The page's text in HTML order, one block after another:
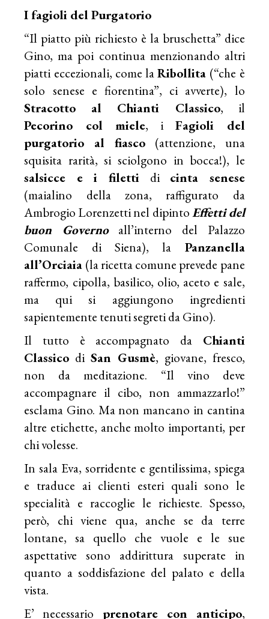
I fagioli del Purgatorio
“Il piatto più richiesto è la bruschetta” dice
Gino, ma poi continua menzionando altri
piatti eccezionali, come laRibollita (“che è
solo senese e fiorentina”, ci avverte), lo
Stracotto al Chianti Classico, il
Pecorino col miele, iFagioli del
purgatorio al fiasco (attenzione, una
squisita rarità, si sciolgono in bocca!), le
salsicce e i filetti di cinta senese
(maialino della zona, raffigurato da
Ambrogio Lorenzetti nel dipintoEffetti del
buon Governoall’interno del Palazzo
Comunale di Siena), la Panzanella
all’Orciaia (la ricetta comune prevede pane
raffermo, cipolla, basilico, olio, aceto e sale,
ma qui si aggiungono ingredienti
sapientemente tenuti segreti da Gino).
Il tutto è accompagnato da Chianti
Classico diSan Gusmè, giovane, fresco,
non da meditazione. “Il vino deve
accompagnare il cibo, non ammazzarlo!”
esclama Gino. Ma non mancano in cantina
altre etichette, anche molto importanti, per
chi volesse.
In sala Eva, sorridente e gentilissima, spiega
e traduce ai clienti esteri quali sono le
specialità e raccoglie le richieste. Spesso,
però, chi viene qua, anche se da terre
lontane, sa quello che vuole e le sue
aspettative sono addirittura superate in
quanto a soddisfazione del palato e della
vista.
E’ necessario prenotare con anticipo,